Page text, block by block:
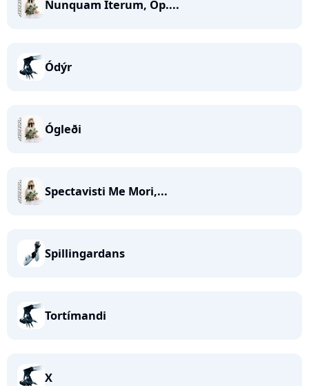
Nunquam Iterum, Op....
Ódýr
Ógleði
Spectavisti Me Mori,...
Spillingardans
Tortímandi
X